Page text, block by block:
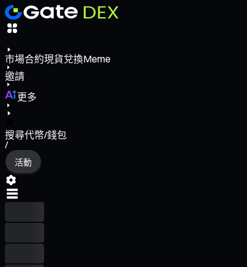
市場合約現貨兌換Meme
邀請
更多
搜尋代幣/錢包
/
活動